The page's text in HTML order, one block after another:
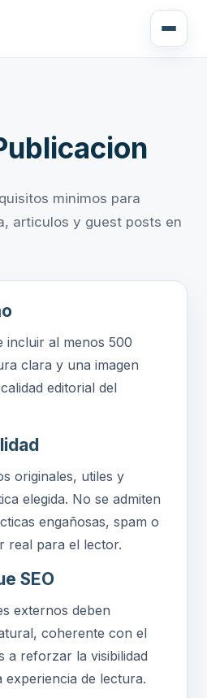
minimos para
articulos y guest posts en
incluir al menos 500
clara y una imagen
editorial del
originales, utiles y
elegida. No se admiten
engañosas, spam o
real para el lector.
SEO
externos deben
coherente con el
a reforzar la visibilidad
de lectura.